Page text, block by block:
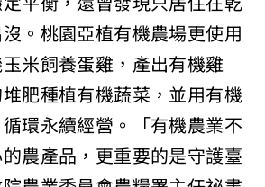
。桃園亞植有機農場更使用
米飼養蛋雞，產出有機雞
肥種植有機蔬菜，並用有機
環永續經營。「有機農業不
農產品，更重要的是守護臺